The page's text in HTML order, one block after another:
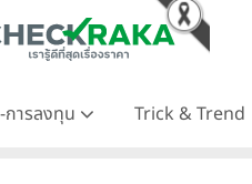
การลงทุน Trick & Trend